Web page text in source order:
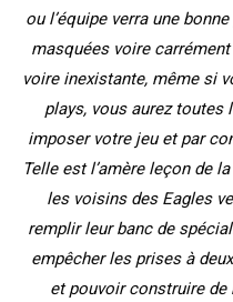
ou l’équipe verra une
masquées voire
voire inexistante, même si
plays, vous aurez toutes
imposer votre jeu et par
Telle est l’amère leçon de
les voisins des Eagles
remplir leur banc de
empêcher les prises à
et pouvoir construire de